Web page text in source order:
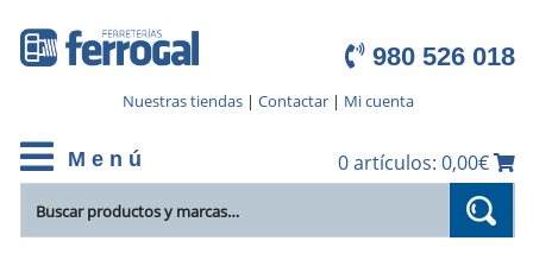
980 526 018
Nuestras tiendas| Contactar| Mi cuenta
M e n ú 0 artículos: 0,00€